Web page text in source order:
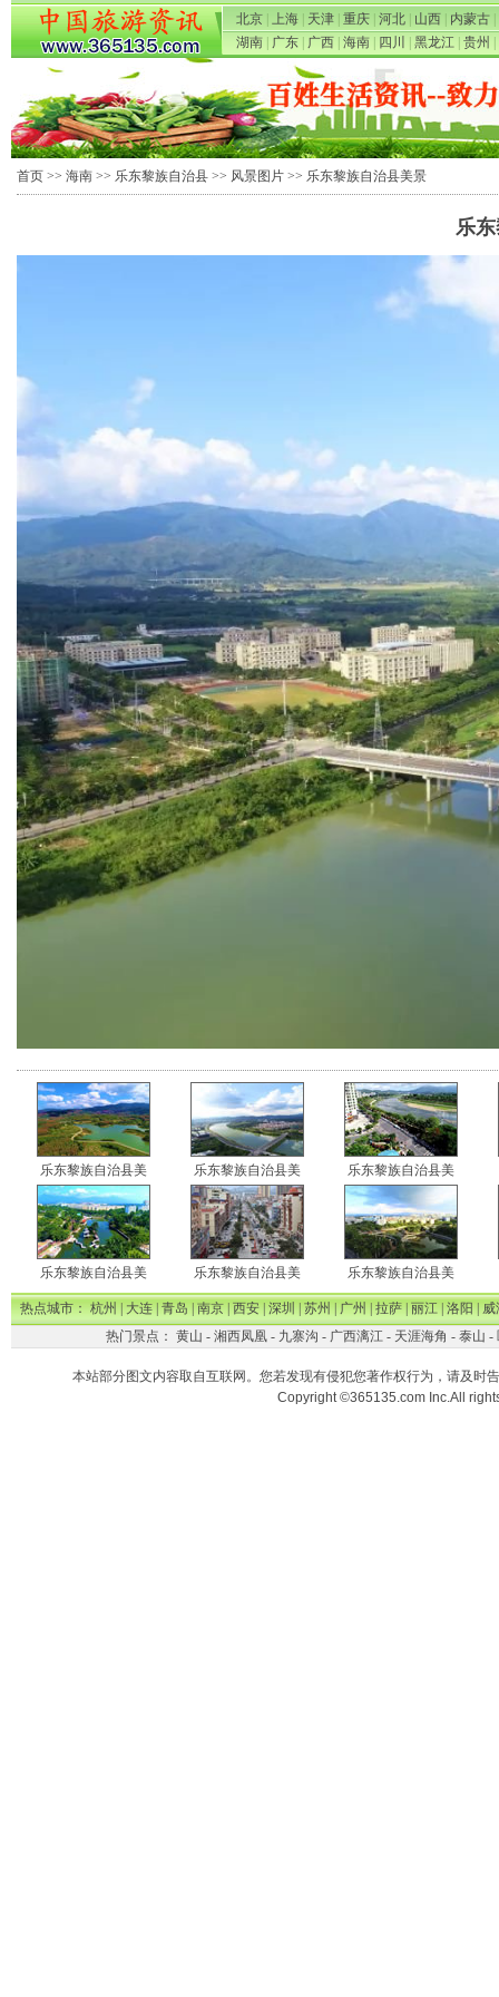
北京 上海 天津 重庆 河北 山西 内蒙古
湖南
广东 广西 海南 四川 黑龙江 贵州
首页 >> 海南 >> 乐东黎族自治县 >> 风景图片 >> 乐东黎族自治县美景
乐
乐东黎族自治县美 乐东黎族自治县美 乐东黎族自治县美
乐东黎族自治县美 乐东黎族自治县美 乐东黎族自治县美
热点城市：杭州|大连|青岛|南京|西安|深圳|苏州|广州|拉萨|丽江|洛阳|威
热门景点： 黄山 - 湘西凤凰- 九寨沟 - 广西漓江- 天涯海角 - 泰山 -
本站部分图文内容取自互联网。您若发现有侵犯您著作权行为，请及时
Copyright ©365135.com Inc.All